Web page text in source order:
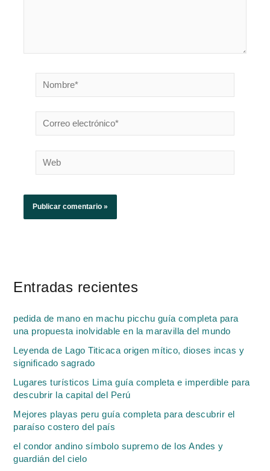
Nombre*
Correo
electrónico*
Web
Entradas recientes
pedida de mano en machu picchu guía completa para
una propuesta inolvidable en la maravilla del mundo
Leyenda de Lago Titicaca origen mítico, dioses incas y
significado sagrado
Lugares turísticos Lima guía completa e imperdible para
descubrir la capital del Perú
Mejores playas peru guía completa para descubrir el
paraíso costero del país
el condor andino símbolo supremo de los Andes y
guardián del cielo